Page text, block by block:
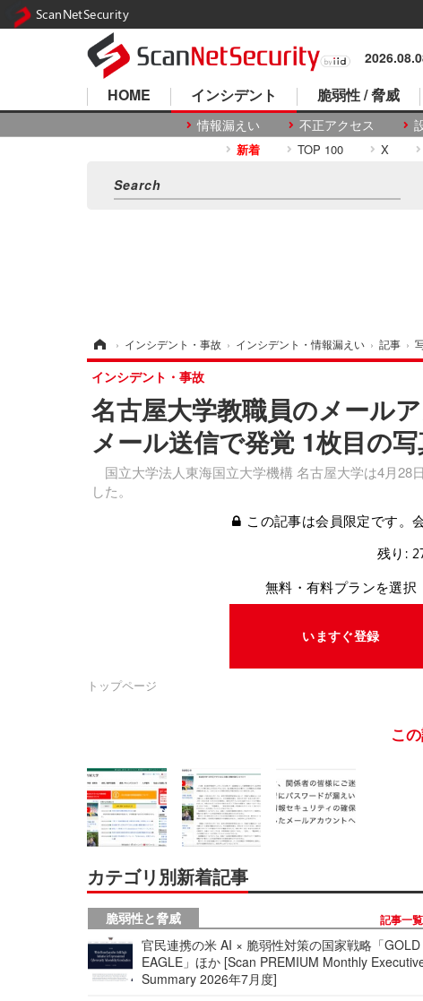
HOME インシデント
情報漏えい 不正アクセス
脆弱性 / 脅威
新着 TOP 100 X
› インシデント・事故 › インシデント・情報漏えい › 記事 ›
名古屋大学教職員のメール
メール送信で発覚 1枚目の
国立大学法人東海国立大学機構 名古屋大学は4月28
した。
インシデント・事故
この記事は会員限定です。
残り:
無料・有料プランを選択
いますぐ登録
トップページ
こ
カテゴリ別新着記事
脆弱性と脅威 記事一
官民連携の米 AI × 脆弱性対策の国家戦略「GOLD
EAGLE」ほか [Scan PREMIUM Monthly
Summary 2026年7月度]
ScanNetSecurity